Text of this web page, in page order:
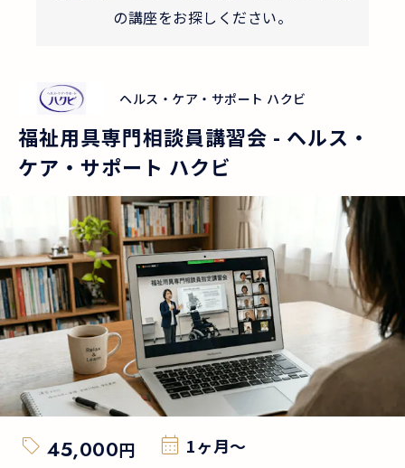
の講座をお探しください。
ヘルス・ケア・サポート ハクビ
福祉用具専門相談員講習会 - ヘルス・
ケア・サポート ハクビ
45,000円 1ヶ月〜